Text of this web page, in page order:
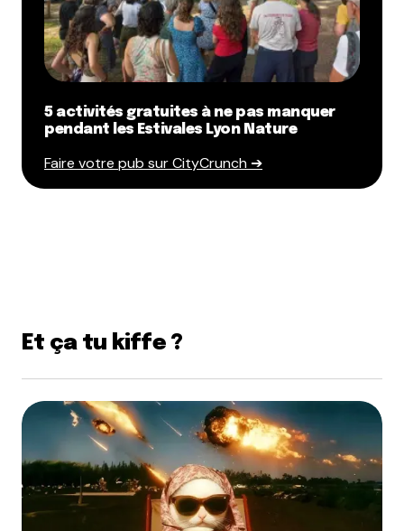
5 activités gratuites à ne pas manquer
pendant les Estivales Lyon Nature
Faire votre pub sur CityCrunch ➔
Et ça tu kiffe ?